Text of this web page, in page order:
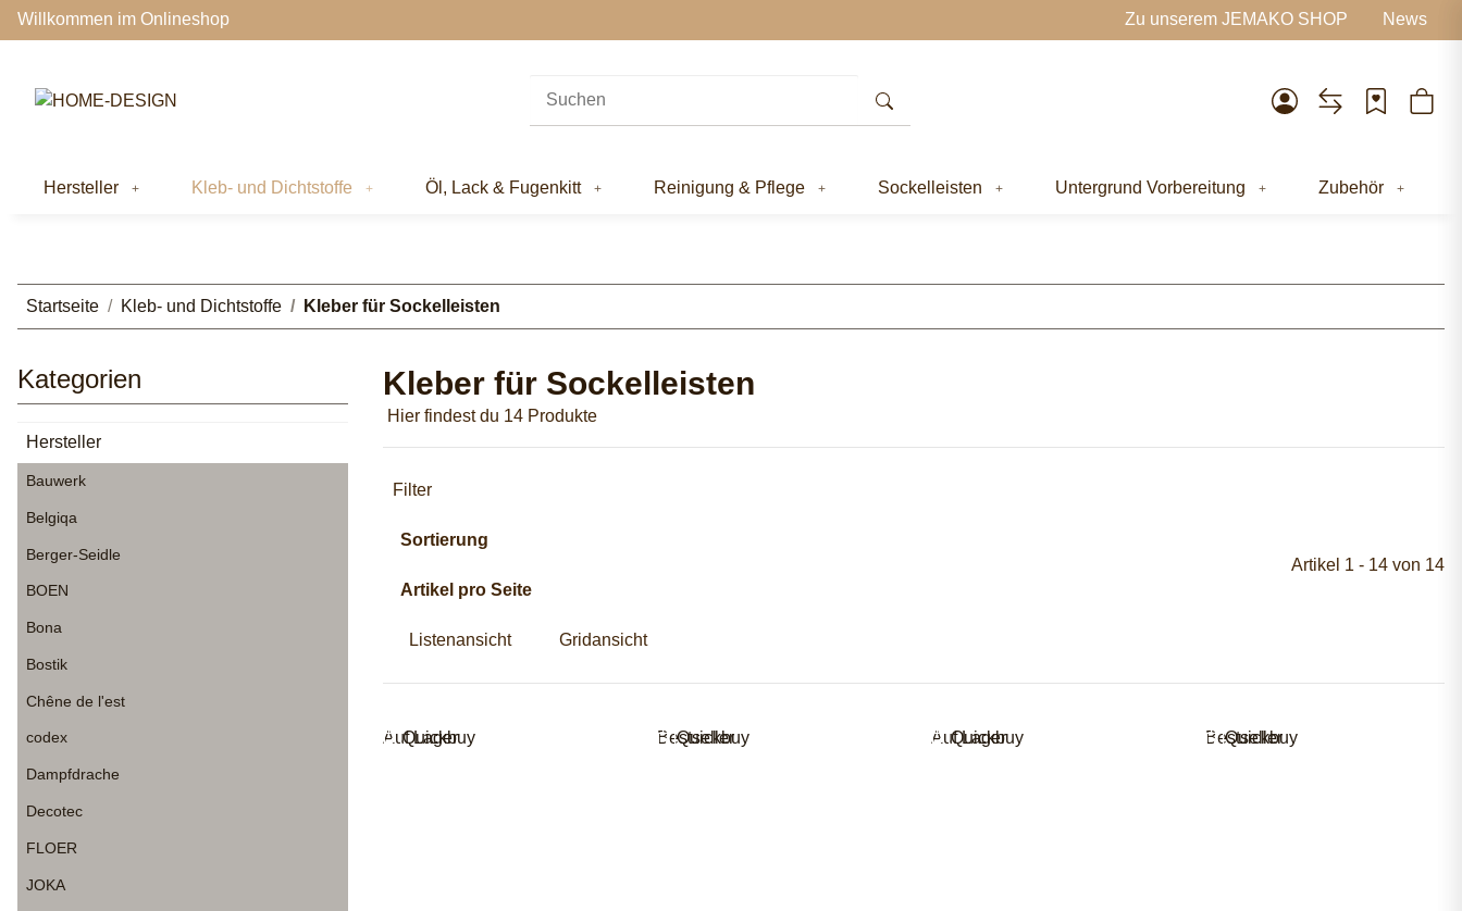
Willkommen im Onlineshop Zu unserem JEMAKO SHOP News
Hersteller Kleb- und Dichtstoffe Öl, Lack & Fugenkitt Reinigung & Pflege Sockelleisten Untergrund Vorbereitung Zubehör
Startseite Kleb- und Dichtstoffe Kleber für Sockelleisten
Kleber für Sockelleisten
Hier findest du 14 Produkte
Filter
Sortierung
Artikel pro Seite
Listenansicht Gridansicht
Artikel 1 - 14 von 14
Quickbuy
Auf Lager Quickbuy
Bestseller Quickbuy
Auf Lager Quickbuy
Bestseller
Kategorien
Hersteller
Bauwerk
Belgiqa
Berger-Seidle
BOEN
Bona
Bostik
Chêne de l'est
codex
Dampfdrache
Decotec
FLOER
JOKA